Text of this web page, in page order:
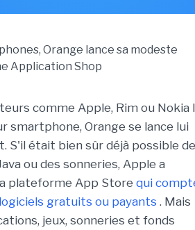
comme Apple, Rim ou Nokia
smartphone, Orange se lance lui
S'il était bien sûr déjà possible de
ou des sonneries, Apple a
plateforme App Store qui
gratuits ou payants . Mais
jeux, sonneries et fonds